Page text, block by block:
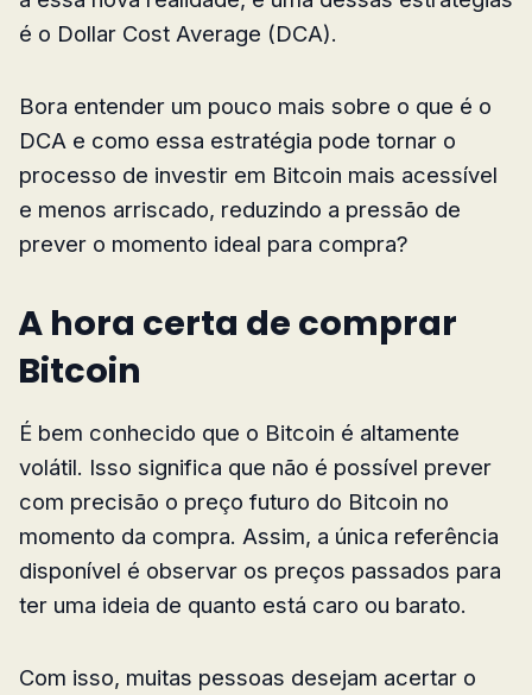
é o Dollar Cost Average (DCA).
Bora entender um pouco mais sobre o que é o
DCA e como essa estratégia pode tornar o
processo de investir em Bitcoin mais acessível
e menos arriscado, reduzindo a pressão de
prever o momento ideal para compra?
A hora certa de comprar
Bitcoin
É bem conhecido que o Bitcoin é altamente
volátil. Isso significa que não é possível prever
com precisão o preço futuro do Bitcoin no
momento da compra. Assim, a única referência
disponível é observar os preços passados para
ter uma ideia de quanto está caro ou barato.
Com isso, muitas pessoas desejam acertar o